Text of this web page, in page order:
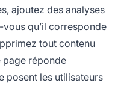
ajoutez des analyses
qu’il corresponde
tout contenu
page réponde
posent les utilisateurs